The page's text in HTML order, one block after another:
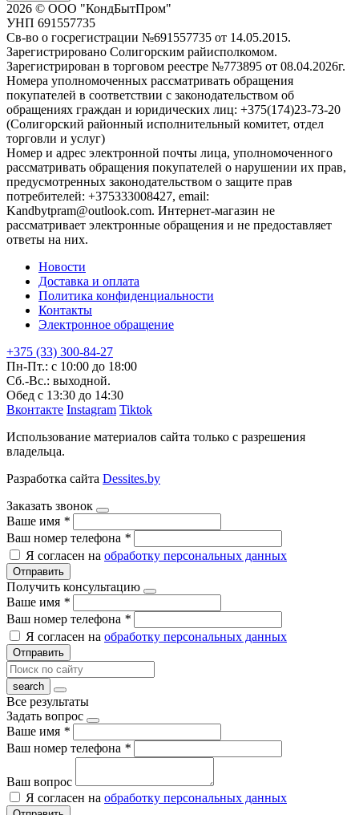
2026 © ООО "КондБытПром"
УНП 691557735
Св-во о госрегистрации №691557735 от 14.05.2015.
Зарегистрировано Солигорским райисполкомом.
Зарегистрирован в торговом реестре №773895 от 08.04.2026г.
Номера уполномоченных рассматривать обращения
покупателей в соответствии с законодательством об
обращениях граждан и юридических лиц: +375(174)23-73-20
(Солигорский районный исполнительный комитет, отдел
торговли и услуг)
Номер и адрес электронной почты лица, уполномоченного
рассматривать обращения покупателей о нарушении их прав,
предусмотренных законодательством о защите прав
потребителей: +375333008427, email:
Kandbytpram@outlook.com. Интернет-магазин не
рассматривает электронные обращения и не предоставляет
ответы на них.
Новости
Доставка и оплата
Политика конфиденциальности
Контакты
Электронное обращение
+375 (33) 300-84-27
Пн-Пт.: с 10:00 до 18:00
Сб.-Вс.: выходной.
Обед с 13:30 до 14:30
Вконтакте Instagram Tiktok
Использование материалов сайта только с разрешения
владельца.
Разработка сайта Dessites.by
Заказать звонок
Ваше имя *
Ваш номер телефона *
Я согласен на обработку персональных данных
Отправить
Получить консультацию
Ваше имя *
Ваш номер телефона *
Я согласен на обработку персональных данных
Отправить
Все результаты
Задать вопрос
Ваше имя *
Ваш номер телефона *
Ваш вопрос
Я согласен на обработку персональных данных